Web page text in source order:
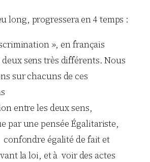
long, progressera en 4 temps :
», en français
sens très différents. Nous
sur chacuns de ces
entre les deux sens,
par une pensée Égalitariste,
égalité de fait et
la loi, et à voir des actes